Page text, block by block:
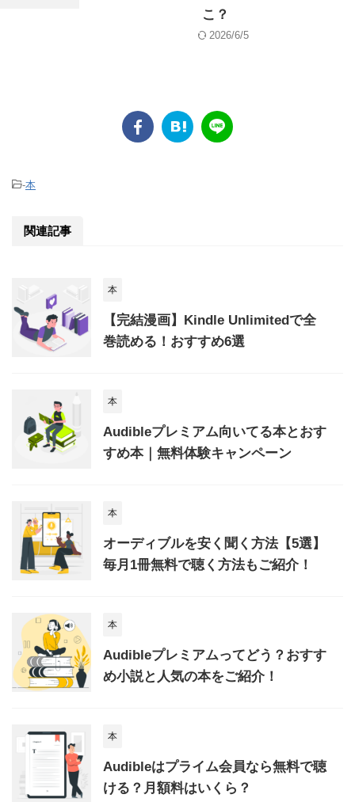
こ？
2026/6/5
-本
関連記事
本
【完結漫画】Kindle Unlimitedで全
巻読める！おすすめ6選
本
Audibleプレミアム向いてる本とおす
すめ本｜無料体験キャンペーン
本
オーディブルを安く聞く方法【5選】
毎月1冊無料で聴く方法もご紹介！
本
Audibleプレミアムってどう？おすす
め小説と人気の本をご紹介！
本
Audibleはプライム会員なら無料で聴
ける？月額料はいくら？